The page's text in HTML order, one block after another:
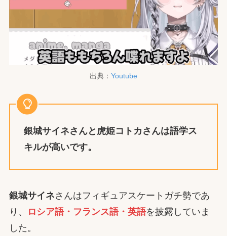
出典： Youtube
銀城サイネさんと虎姫コトカさんは語学ス
キルが高いです。
銀城サイネさんはフィギュアスケートガチ勢であ
り、
ロシア語・フランス語・英語を披露していま
した。